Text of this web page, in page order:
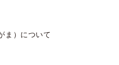
ま）について